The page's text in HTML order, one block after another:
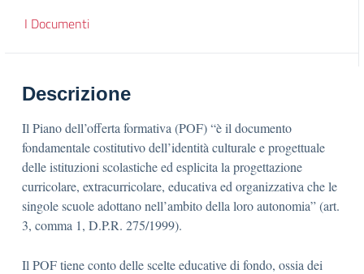
I Documenti
Descrizione
Il Piano dell’offerta formativa (POF) “è il documento
fondamentale costitutivo dell’identità culturale e progettuale
delle istituzioni scolastiche ed esplicita la progettazione
curricolare, extracurricolare, educativa ed organizzativa che le
singole scuole adottano nell’ambito della loro autonomia” (art.
3, comma 1, D.P.R. 275/1999).
Il POF tiene conto delle scelte educative di fondo, ossia dei